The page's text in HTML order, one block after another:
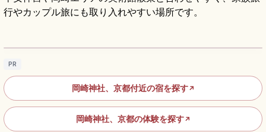
行やカップル旅にも取り入れやすい場所です。
岡崎神社｜京都・うさぎ神社の安産祈願、狛
PR
岡崎神社、京都付近の宿を探す↗
岡崎神社、京都の体験を探す↗